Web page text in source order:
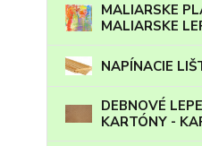
MALIARSKE
MALIARSKE
NAPÍNACIE
DEBNOVÉ
KARTÓNY -